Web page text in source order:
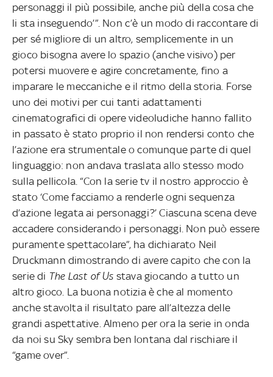
personaggi il più possibile, anche più della cosa che
li sta inseguendo’”. Non c’è un modo di raccontare di
per sé migliore di un altro, semplicemente in un
gioco bisogna avere lo spazio (anche visivo) per
potersi muovere e agire concretamente, fino a
imparare le meccaniche e il ritmo della storia. Forse
uno dei motivi per cui tanti adattamenti
cinematografici di opere videoludiche hanno fallito
in passato è stato proprio il non rendersi conto che
l’azione era strumentale o comunque parte di quel
linguaggio: non andava traslata allo stesso modo
sulla pellicola. “Con la serie tv il nostro approccio è
stato ‘Come facciamo a renderle ogni sequenza
d’azione legata ai personaggi?’ Ciascuna scena deve
accadere considerando i personaggi. Non può essere
puramente spettacolare”, ha dichiarato Neil
Druckmann dimostrando di avere capito che con la
serie di The Last of Us stava giocando a tutto un
altro gioco. La buona notizia è che al momento
anche stavolta il risultato pare all’altezza delle
grandi aspettative. Almeno per ora la serie in onda
da noi su Sky sembra ben lontana dal rischiare il
“game over”.